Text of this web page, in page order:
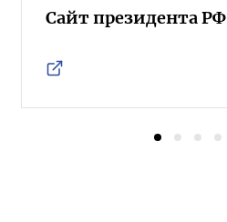
Сайт президента РФ